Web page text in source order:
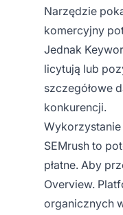
Narzędzie
komercyjny
Jednak
licytują lub
szczegółowe
konkurencji.
SEMrush to
płatne. Aby
Overview.
organicznych